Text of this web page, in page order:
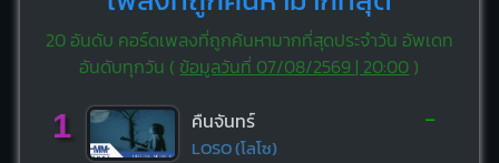
20 อันดับ คอร์ดเพลงที่ถูกค้นหามากที่สุดประจำวัน อัพเดท
อันดับทุกวัน ( ข้อมูลวันที่ 07/08/2569 | 20:00 )
1 คืนจันทร์
LOSO (โลโซ)
-